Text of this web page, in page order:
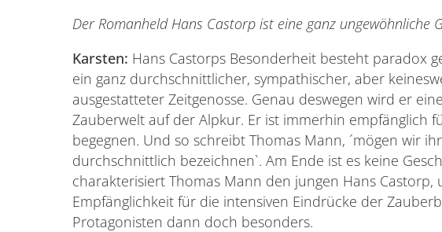
Der Romanheld Hans Castorp ist eine ganz ungewöhnliche
Karsten: Hans Castorps Besonderheit besteht paradox
ein ganz durchschnittlicher, sympathischer, aber
ausgestatteter Zeitgenosse. Genau deswegen wird er
Zauberwelt auf der Alpkur. Er ist immerhin empfänglich
begegnen. Und so schreibt Thomas Mann, ´mögen wir
durchschnittlich bezeichnen`. Am Ende ist es keine
charakterisiert Thomas Mann den jungen Hans Castorp,
Empfänglichkeit für die intensiven Eindrücke der
Protagonisten dann doch besonders.